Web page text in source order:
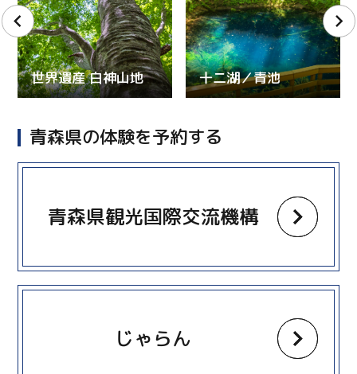
世界遺産 白神山地 十二湖／青池
青森県の体験を予約する
青森県観光国際交流機構
more
じゃらん
more